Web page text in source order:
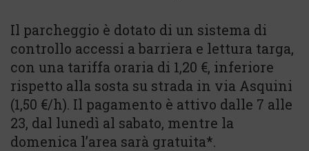
Il parcheggio è dotato di un sistema di
controllo accessi a barriera e lettura targa,
con una tariffa oraria di 1,20 €, inferiore
rispetto alla sosta su strada in via Asquini
(1,50 €/h). Il pagamento è attivo dalle 7 alle
23, dal lunedì al sabato, mentre la
domenica l’area sarà gratuita*.